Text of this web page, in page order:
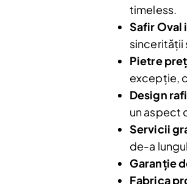
timeless.
Safir Oval
sincerității
Pietre
excepție,
Design
un aspect
Servicii
de-a
Garanție
Fabrica